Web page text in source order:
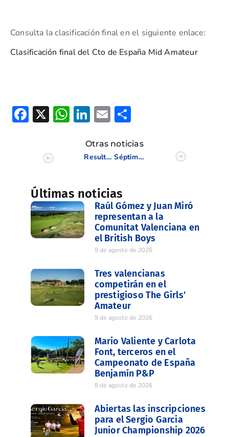
Consulta la clasificación final en el siguiente enlace:
Clasificación final del Cto de España Mid Amateur
Facebook
X WhatsApp
LinkedIn
Email
Otras noticias
Resultados Circuito Senior Caixa Popular 5/10
Séptimo puesto de las chicas de Escorpión en Cto de España Interclubes Femenino
Últimas noticias
Raúl Gómez y Juan Miró
representan a la
Comunitat Valenciana en
el British Boys
9 de agosto de 2026
Tres valencianas
competirán en el
prestigioso The Girls’
Amateur
9 de agosto de 2026
Mario Valiente y Carlota
Font, terceros en el
Campeonato de España
Benjamín P&P
8 de agosto de 2026
Abiertas las inscripciones
para el Sergio Garcia
Junior Championship 2026